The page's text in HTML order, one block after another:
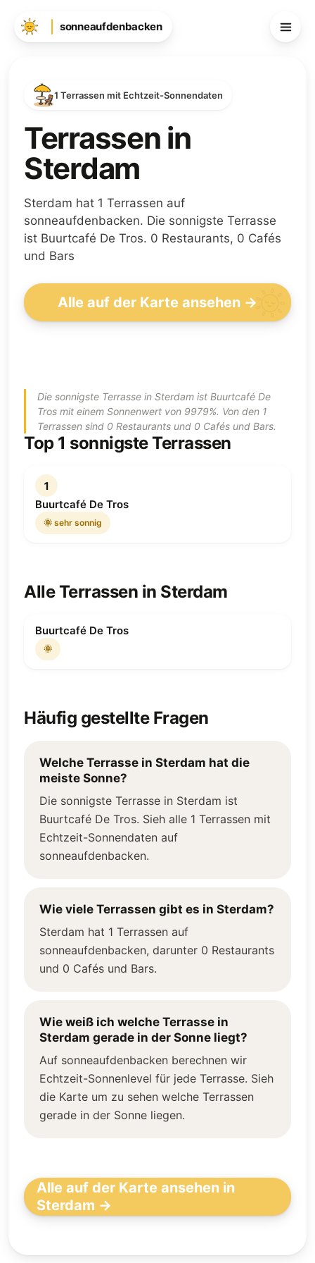
sonneaufdenbacken
1 Terrassen mit Echtzeit-Sonnendaten
Terrassen in
Sterdam
Sterdam hat 1 Terrassen auf
sonneaufdenbacken. Die sonnigste Terrasse
ist Buurtcafé De Tros. 0 Restaurants, 0 Cafés
und Bars
Alle auf der Karte ansehen →
Die sonnigste Terrasse in Sterdam ist Buurtcafé De
Tros mit einem Sonnenwert von 9979%. Von den 1
Terrassen sind 0 Restaurants und 0 Cafés und Bars.
Top 1 sonnigste Terrassen
1
Buurtcafé De Tros
🌞 sehr sonnig
Alle Terrassen in Sterdam
Buurtcafé De Tros
🌞
Häufig gestellte Fragen
Welche Terrasse in Sterdam hat die
meiste Sonne?
Die sonnigste Terrasse in Sterdam ist
Buurtcafé De Tros. Sieh alle 1 Terrassen mit
Echtzeit-Sonnendaten auf
sonneaufdenbacken.
Wie viele Terrassen gibt es in Sterdam?
Sterdam hat 1 Terrassen auf
sonneaufdenbacken, darunter 0 Restaurants
und 0 Cafés und Bars.
Wie weiß ich welche Terrasse in
Sterdam gerade in der Sonne liegt?
Auf sonneaufdenbacken berechnen wir
Echtzeit-Sonnenlevel für jede Terrasse. Sieh
die Karte um zu sehen welche Terrassen
gerade in der Sonne liegen.
Alle auf der Karte ansehen in
Sterdam →